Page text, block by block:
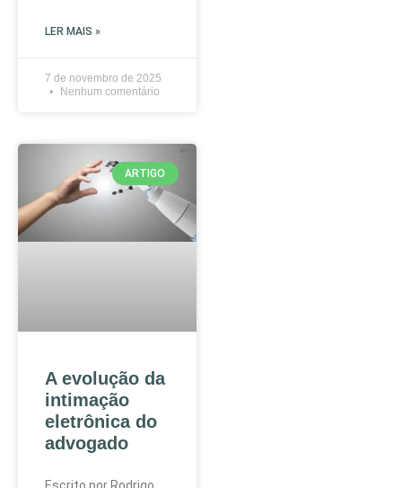
LER MAIS »
7 de novembro de 2025
Nenhum comentário
ARTIGO
A evolução da
intimação
eletrônica do
advogado
Escrito por Rodrigo